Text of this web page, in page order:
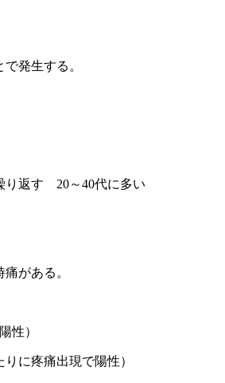
発生する。
返す 20～40代に多い
がある。
性）
に疼痛出現で陽性）